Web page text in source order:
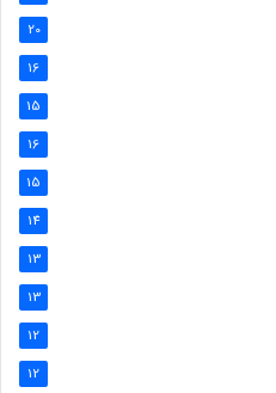
20
16
15
16
15
14
13
13
12
12